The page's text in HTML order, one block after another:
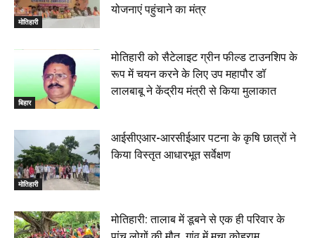
मोतिहारी। NDA सरकार, 12 साल विश्वास के, मीडिया संवाद में
सांसद रधामोहन सिंह, 13 June 2026
02:19
मोतिहारी
योजनाएं पहुंचाने का मंत्र
बिहार
मोतिहारी को सैटेलाइट ग्रीन फील्ड टाउनशिप के
रूप में चयन करने के लिए उप महापौर डॉ
लालबाबू ने केंद्रीय मंत्री से किया मुलाकात
मोतिहारी
आईसीएआर-आरसीईआर पटना के कृषि छात्रों ने
किया विस्तृत आधारभूत सर्वेक्षण
मोतिहारी: तालाब में डूबने से एक ही परिवार के